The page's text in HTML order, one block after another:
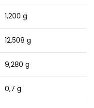
1,200 g
12,508 g
9,280 g
0,7 g